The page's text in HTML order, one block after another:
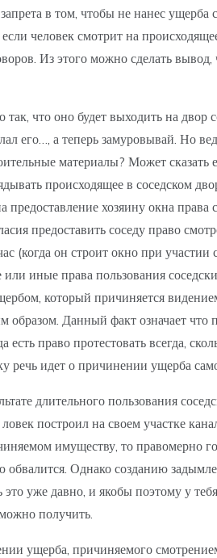
в том, чтобы не нанес
человек смотрит на
Из этого можно сделать
что оно будет выходить на двор
его…, а теперь замуровывай. Но
материалы? Может сказать
происходящее в соседском
хозяину окна
предоставить соседу право
он строит окно при участии
иные права пользования
который причиняется
образом. Данный факт означает
право протестовать всегда,
речь идет о причинении ущерба
длительного пользования
построил на своем участке
имуществу, то правомерно
Однако созданию
уже давно, и якобы поэтому у
получить.
ущерба, причиняемого